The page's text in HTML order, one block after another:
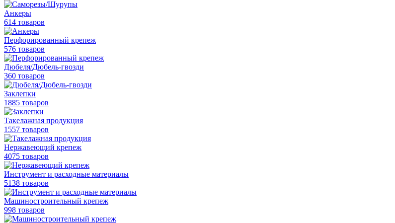
Анкеры
614 товаров
Перфорированный крепеж
576 товаров
Дюбеля/Дюбель-гвозди
360 товаров
Заклепки
1885 товаров
Такелажная продукция
1557 товаров
Нержавеющий крепеж
4075 товаров
Инструмент и расходные материалы
5138 товаров
Машиностроительный крепеж
998 товаров